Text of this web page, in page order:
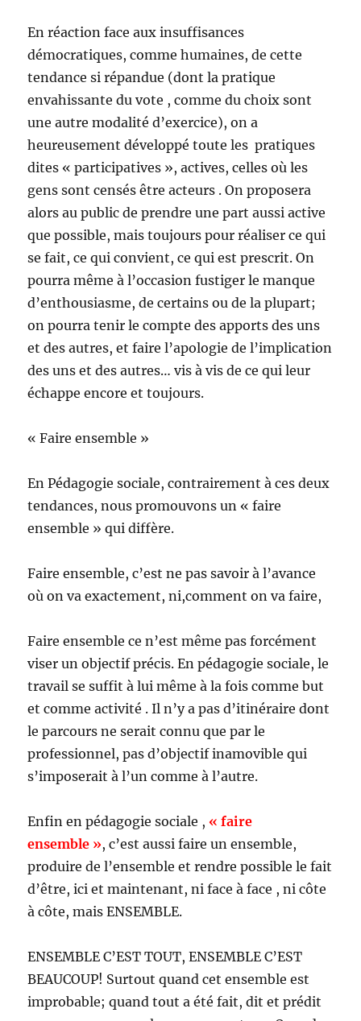
En réaction face aux insuffisances
démocratiques, comme humaines, de cette
tendance si répandue (dont la pratique
envahissante du vote , comme du choix sont
une autre modalité d’exercice), on a
heureusement développé toute les pratiques
dites « participatives », actives, celles où les
gens sont censés être acteurs . On proposera
alors au public de prendre une part aussi active
que possible, mais toujours pour réaliser ce qui
se fait, ce qui convient, ce qui est prescrit. On
pourra même à l’occasion fustiger le manque
d’enthousiasme, de certains ou de la plupart;
on pourra tenir le compte des apports des uns
et des autres, et faire l’apologie de l’implication
des uns et des autres… vis à vis de ce qui leur
échappe encore et toujours.
« Faire ensemble »
En Pédagogie sociale, contrairement à ces deux
tendances, nous promouvons un « faire
ensemble » qui diffère.
Faire ensemble, c’est ne pas savoir à l’avance
où on va exactement, ni,comment on va faire,
Faire ensemble ce n’est même pas forcément
viser un objectif précis. En pédagogie sociale, le
travail se suffit à lui même à la fois comme but
et comme activité . Il n’y a pas d’itinéraire dont
le parcours ne serait connu que par le
professionnel, pas d’objectif inamovible qui
s’imposerait à l’un comme à l’autre.
Enfin en pédagogie sociale , « faire
ensemble », c’est aussi faire un ensemble,
produire de l’ensemble et rendre possible le fait
d’être, ici et maintenant, ni face à face , ni côte
à côte, mais ENSEMBLE.
ENSEMBLE C’EST TOUT, ENSEMBLE C’EST
BEAUCOUP! Surtout quand cet ensemble est
improbable; quand tout a été fait, dit et prédit